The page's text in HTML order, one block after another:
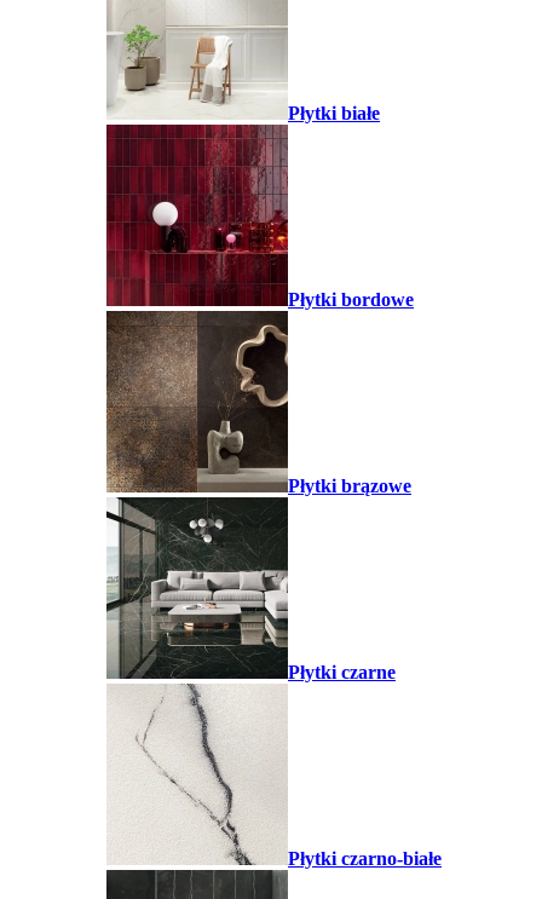
Płytki białe
Płytki bordowe
Płytki brązowe
Płytki czarne
Płytki czarno-białe